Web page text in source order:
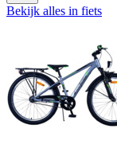
Bekijk alles in fiets